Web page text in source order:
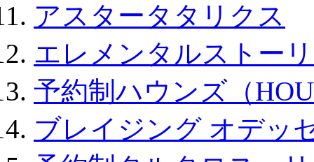
アスタータタリクス
エレメンタルストー
予約制ハウンズ（
ブレイジング オデッ